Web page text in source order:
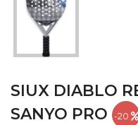
SIUX DIABLO
SANYO PRO
-20